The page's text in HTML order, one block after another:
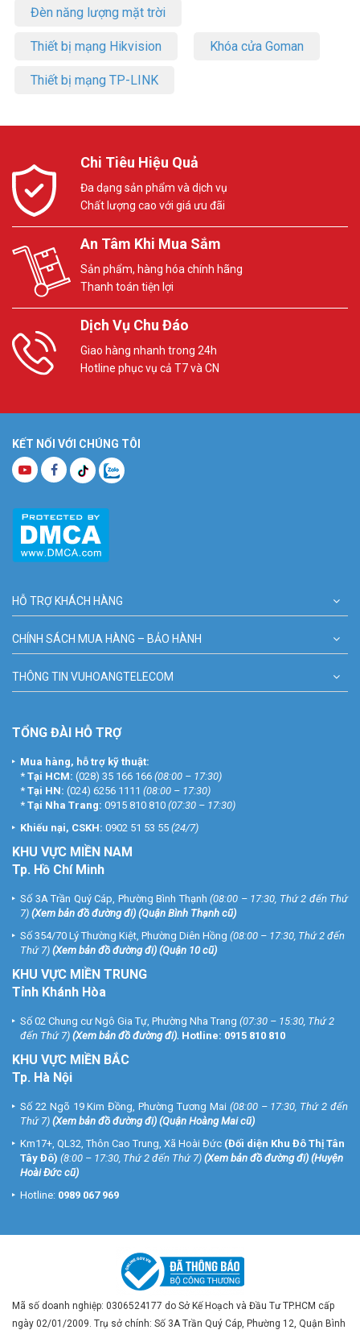
Đèn năng lượng mặt trời
Thiết bị mạng Hikvision Khóa cửa Goman
Thiết bị mạng TP-LINK
Chi Tiêu Hiệu Quả
Đa dạng sản phẩm và dịch vụ
Chất lượng cao với giá ưu đãi
An Tâm Khi Mua Sắm
Sản phẩm, hàng hóa chính hãng
Thanh toán tiện lợi
Dịch Vụ Chu Đáo
Giao hàng nhanh trong 24h
Hotline phục vụ cả T7 và CN
KẾT NỐI VỚI CHÚNG TÔI
HỖ TRỢ KHÁCH HÀNG
CHÍNH SÁCH MUA HÀNG – BẢO HÀNH
THÔNG TIN VUHOANGTELECOM
TỔNG ĐÀI HỖ TRỢ
Mua hàng, hỗ trợ kỹ thuật:
* Tại HCM: (028) 35 166 166 (08:00 – 17:30)
* Tại HN: (024) 6256 1111 (08:00 – 17:30)
* Tại Nha Trang: 0915 810 810 (07:30 – 17:30)
Khiếu nại, CSKH: 0902 51 53 55 (24/7)
KHU VỰC MIỀN NAM
Tp. Hồ Chí Minh
Số 3A Trần Quý Cáp, Phường Bình Thạnh (08:00 – 17:30, Thứ 2 đến Thứ
7) (Xem bản đồ đường đi) (Quận Bình Thạnh cũ)
Số 354/70 Lý Thường Kiệt, Phường Diên Hồng (08:00 – 17:30, Thứ 2 đến
Thứ 7) (Xem bản đồ đường đi) (Quận 10 cũ)
KHU VỰC MIỀN TRUNG
Tỉnh Khánh Hòa
Số 02 Chung cư Ngô Gia Tự, Phường Nha Trang (07:30 – 15:30, Thứ 2
đến Thứ 7) (Xem bản đồ đường đi). Hotline: 0915 810 810
KHU VỰC MIỀN BẮC
Tp. Hà Nội
Số 22 Ngõ 19 Kim Đồng, Phường Tương Mai (08:00 – 17:30, Thứ 2 đến
Thứ 7) (Xem bản đồ đường đi) (Quận Hoàng Mai cũ)
Km17+, QL32, Thôn Cao Trung, Xã Hoài Đức (Đối diện Khu Đô Thị Tân
Tây Đô) (8:00 – 17:30, Thứ 2 đến Thứ 7) (Xem bản đồ đường đi) (Huyện
Hoài Đức cũ)
Hotline: 0989 067 969
Mã số doanh nghiệp: 0306524177 do Sở Kế Hoạch và Đầu Tư TP.HCM cấp
ngày 02/01/2009. Trụ sở chính: Số 3A Trần Quý Cáp, Phường 12, Quận Bình